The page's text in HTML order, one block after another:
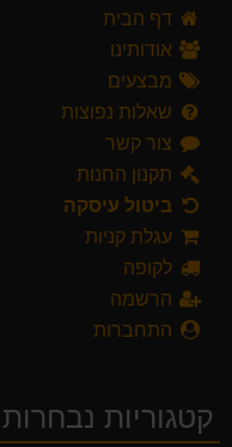
דף הבית
אודותינו
מבצעים
שאלות נפוצות
צור קשר
תקנון החנות
ביטול עיסקה
עגלת קניות
לקופה
הרשמה
התחברות
קטגוריות נבחרות